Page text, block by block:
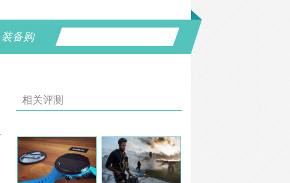
装备购
相关评测